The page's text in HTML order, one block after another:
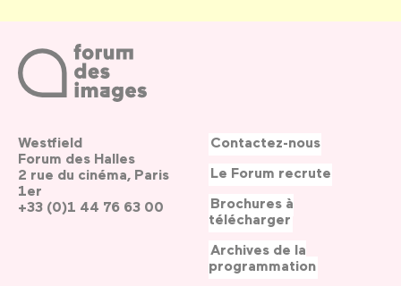
Westfield
Forum des Halles
2 rue du cinéma, Paris
1er
+33 (0)1 44 76 63 00
Contactez-nous
Le Forum recrute
Brochures à
télécharger
Archives de la
programmation